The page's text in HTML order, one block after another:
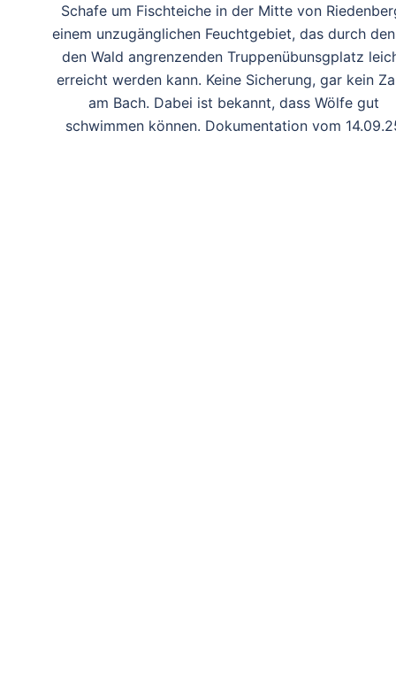
Schafe um Fischteiche in der Mitte von
einem unzugänglichen Feuchtgebiet, das durch
den Wald angrenzenden Truppenübunsgplatz
erreicht werden kann. Keine Sicherung, gar kein
am Bach. Dabei ist bekannt, dass Wölfe gut
schwimmen können. Dokumentation vom